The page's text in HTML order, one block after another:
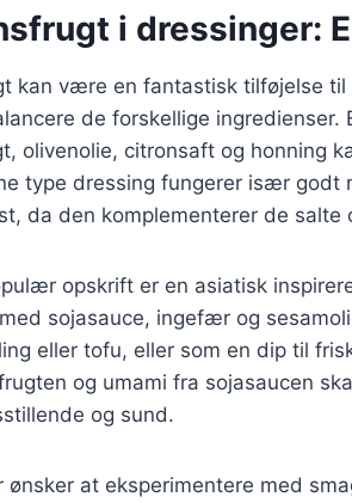
i dressinger:
kan være en fantastisk tilføjelse
de forskellige ingredienser.
olivenolie, citronsaft og honning
type dressing fungerer især godt
da den komplementerer de salte
opskrift er en asiatisk
sojasauce, ingefær og
eller tofu, eller som en dip til
og umami fra sojasaucen
og sund.
ønsker at eksperimentere med